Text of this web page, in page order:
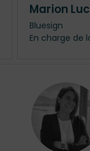
Marion
Bluesign
En charge de
SPP